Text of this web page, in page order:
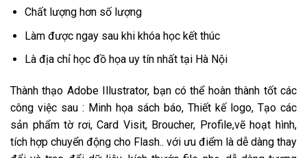
Là địa chỉ học đồ họa uy tín nhất tại Hà Nội
công việc sau : Minh họa sách báo, Thiết kế logo, Tạo các
sản phẩm tờ rơi, Card Visit, Broucher, Profile,vẽ hoạt hình,
tích hợp chuyển động cho Flash.. với ưu điểm là dễ dàng thay
đổi và trao đổi dữ liệu ,kích thước file nhẹ, dễ dàng tương
thích với Photoshop, Corel Draw, và hỗ trợ in ấn rất tốt. Tham
gia ngay
khóa học illustrator tại Tây Mỗ, Hà Đông, Hà Nội